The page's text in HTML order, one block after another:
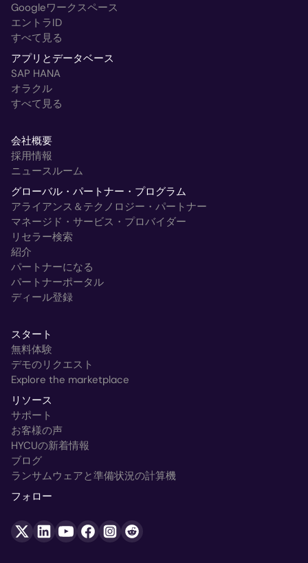
Googleワークスペース
エントラID
すべて見る
アプリとデータベース
SAP HANA
オラクル
すべて見る
会社概要
採用情報
ニュースルーム
グローバル・パートナー・プログラム
アライアンス＆テクノロジー・パートナー
マネージド・サービス・プロバイダー
リセラー検索
紹介
パートナーになる
パートナーポータル
ディール登録
スタート
無料体験
デモのリクエスト
Explore the marketplace
リソース
サポート
お客様の声
HYCUの新着情報
ブログ
ランサムウェアと準備状況の計算機
フォロー